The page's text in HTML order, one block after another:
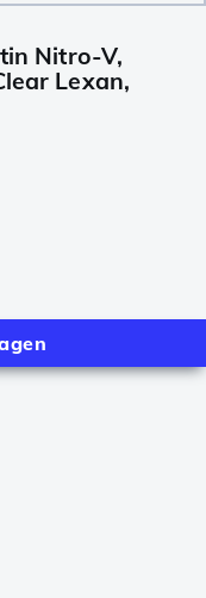
Nitro-V,
Lexan,